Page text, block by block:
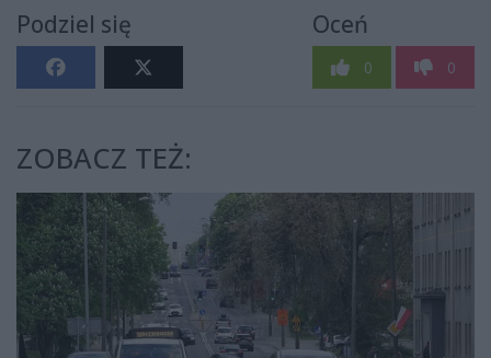
Podziel się Oceń
0 0
ZOBACZ TEŻ: